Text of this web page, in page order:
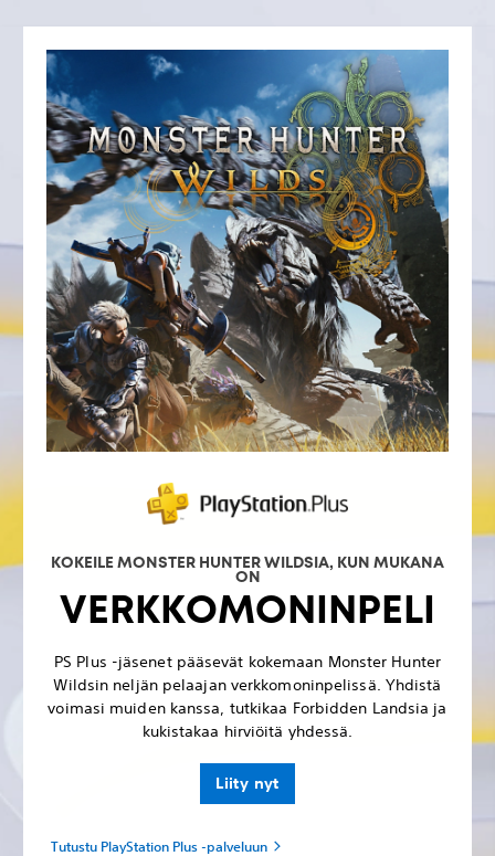
KOKEILE MONSTER HUNTER WILDSIA, KUN MUKANA
ON
VERKKOMONINPELI
PS Plus -jäsenet pääsevät kokemaan Monster Hunter
Wildsin neljän pelaajan verkkomoninpelissä. Yhdistä
voimasi muiden kanssa, tutkikaa Forbidden Landsia ja
kukistakaa hirviöitä yhdessä.
Liity nyt
Tutustu PlayStation Plus -palveluun